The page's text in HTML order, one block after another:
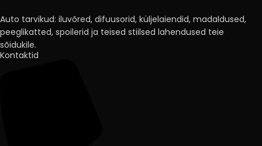
Auto tarvikud: iluvõred, difuusorid, küljelaiendid, madaldused,
peeglikatted, spoilerid ja teised stiilsed lahendused teie
sõidukile.
Kontaktid